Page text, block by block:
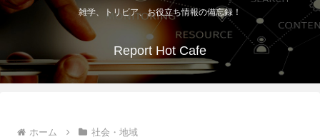
雑学、トリビア、お役立ち情報の備忘録！
Report Hot Cafe
ホーム 社会・地域